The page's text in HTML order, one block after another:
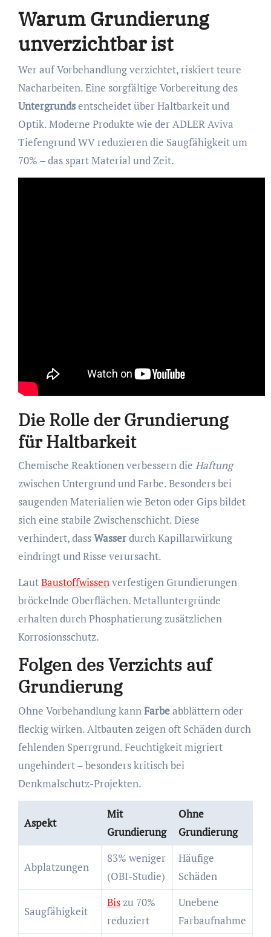
Warum Grundierung
unverzichtbar ist
Wer auf Vorbehandlung verzichtet, riskiert teure
Nacharbeiten. Eine sorgfältige Vorbereitung des
Untergrundsentscheidet über Haltbarkeit und
Optik. Moderne Produkte wie der ADLER Aviva
Tiefengrund WV reduzieren die Saugfähigkeit um
70% – das spart Material und Zeit.
Die Rolle der Grundierung
für Haltbarkeit
Chemische Reaktionen verbessern die Haftung
zwischen Untergrund und Farbe. Besonders bei
saugenden Materialien wie Beton oder Gips bildet
sich eine stabile Zwischenschicht. Diese
verhindert, dassWasserdurch Kapillarwirkung
eindringt und Risse verursacht.
LautBaustoffwissenverfestigen Grundierungen
bröckelnde Oberflächen. Metalluntergründe
erhalten durch Phosphatierung zusätzlichen
Korrosionsschutz.
Folgen des Verzichts auf
Grundierung
Ohne Vorbehandlung kannFarbeabblättern oder
fleckig wirken. Altbauten zeigen oft Schäden durch
fehlenden Sperrgrund. Feuchtigkeit migriert
ungehindert – besonders kritisch bei
Denkmalschutz-Projekten.
Aspekt
Mit
Grundierung
Ohne
Grundierung
Abplatzungen
83% weniger
(OBI-Studie)
Häufige
Schäden
Saugfähigkeit
Biszu 70%
reduziert
Unebene
Farbaufnahme